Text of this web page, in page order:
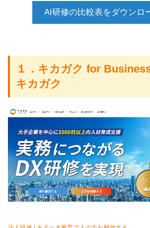
AI研修の比較表をダウンロ
１．キカガク for
キカガク